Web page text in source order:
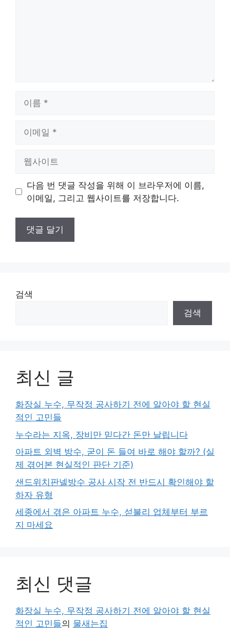
트
다음 번 댓글 작성을 위해 이 브라우저에 이름,
이메일, 그리고 웹사이트를 저장합니다.
검색
검색
최신 글
화장실 누수, 무작정 공사하기 전에 알아야 할 현실
적인 고민들
누수라는 지옥, 장비만 믿다간 돈만 날립니다
아파트 외벽 방수, 굳이 돈 들여 바로 해야 할까? (실
제 겪어본 현실적인 판단 기준)
샌드위치판넬방수 공사 시작 전 반드시 확인해야 할
하자 유형
세종에서 겪은 아파트 누수, 섣불리 업체부터 부르
지 마세요
최신 댓글
화장실 누수, 무작정 공사하기 전에 알아야 할 현실
적인 고민들의 물새는집